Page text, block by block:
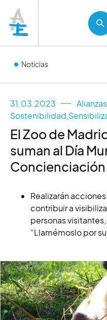
Noticias
31.03.2023
Sostenibilidad,
El Zoo de
suman al Día
Realizarán
contribuir a
personas
“Llamémoslo por